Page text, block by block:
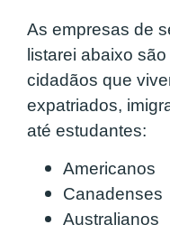
As empresas de
listarei abaixo
cidadãos que
expatriados,
até estudantes:
Americanos
Canadenses
Australianos